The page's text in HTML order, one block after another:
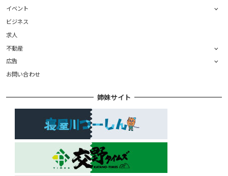
イベント
ビジネス
求人
不動産
広告
お問い合わせ
姉妹サイト